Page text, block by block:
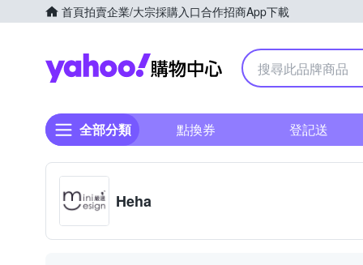
首頁拍賣企業/大宗採購入口合作招商App下載
Yahoo購物中心
全部分類 點換券 登記送
Heha